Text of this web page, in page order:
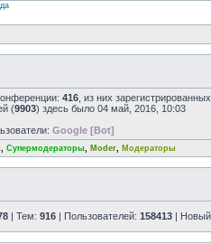
416 , из них
(9903) здесь было 04 май, 2016, 10:03
Google [Bot]
, Супермодераторы, Moder, Модераторы
| Тем: 916 | Пользователей: 158413 |